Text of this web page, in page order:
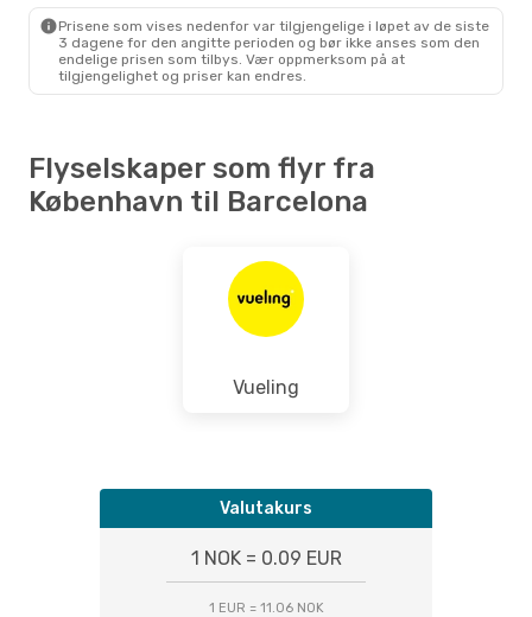
BCN- CPH
Prisene som vises nedenfor var tilgjengelige i løpet av de siste
3 dagene for den angitte perioden og bør ikke anses som den
endelige prisen som tilbys. Vær oppmerksom på at
tilgjengelighet og priser kan endres.
Flyselskaper som flyr fra
København til Barcelona
Vueling
Valutakurs
1 NOK = 0.09 EUR
1 EUR = 11.06 NOK